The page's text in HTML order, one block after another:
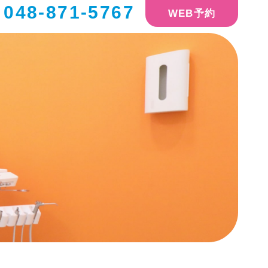
048-871-5767 WEB予約